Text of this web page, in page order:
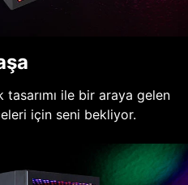
tasarımı ile bir araya gelen
için seni bekliyor.